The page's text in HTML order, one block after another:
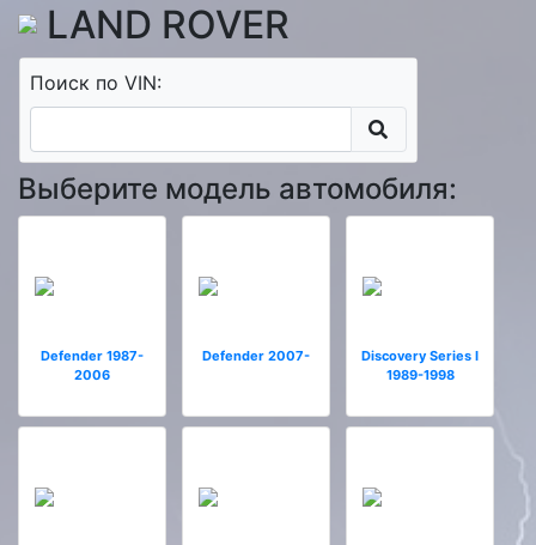
LAND ROVER
Поиск по VIN:
Выберите модель автомобиля:
Defender 1987-
2006
Defender 2007-
Discovery Series I
1989-1998